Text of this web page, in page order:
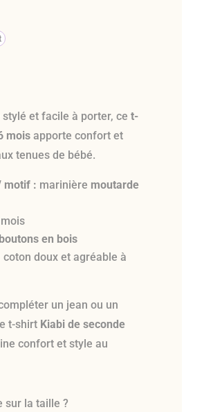
stylé et facile à porter, ce t-
moisapporte confort et
tenues de bébé.
motif : marinière moutarde
boutons en bois
coton doux et agréable à
un jean ou un
t-shirt Kiabi de seconde
confort et style au
sur la taille ?